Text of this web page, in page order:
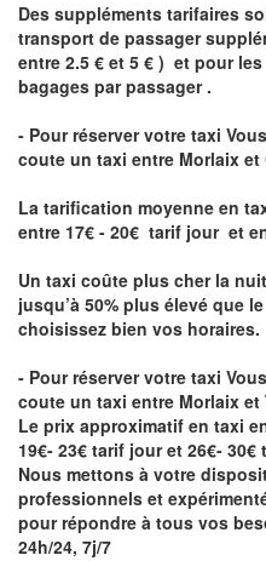
Des suppléments tarifaires
transport de passager
entre 2.5 € et 5 € ) et pour
bagages par passager .
- Pour réserver votre taxi
coute un taxi entre Morlaix et
La tarification moyenne en
entre 17€ - 20€ tarif jour et
Un taxi coûte plus cher la
jusqu’à 50% plus élevé que
choisissez bien vos horaires.
- Pour réserver votre taxi
coute un taxi entre Morlaix et
Le prix approximatif en taxi
19€- 23€ tarif jour et 26€-
Nous mettons à votre
professionnels et
pour répondre à tous vos
24h/24, 7j/7